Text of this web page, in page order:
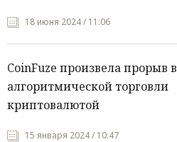
18 июня 2024 / 11:06
CoinFuze произвела прорыв
алгоритмической торговли
криптовалютой
15 января 2024 / 10:47